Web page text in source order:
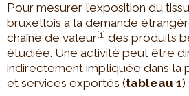
Pour mesurer l’exposition du
bruxellois à la demande
chaîne de valeur[1] des produits
étudiée. Une activité peut être
indirectement impliquée dans la
et services exportés (tableau 1) :